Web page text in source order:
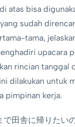
atas bisa
sudah
tama,
upacara
rincian tanggal
dilakukan untuk
pimpinan kerja.
田舎に帰りたい